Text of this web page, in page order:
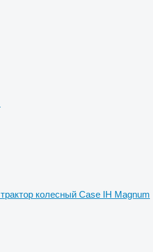
трактор колесный Case IH Magnum